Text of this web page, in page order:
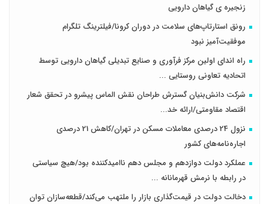
زنجیره ی گیاهان دارویی
رونق استارتاپ‌های سلامت در دوران کرونا/فیلترینگ تلگرام
موفقیت‌آمیز نبود
راه اندای اولین مرکز فرآوری و صنایع تبدیلی گیاهان دارویی توسط
اتحادیه تعاونی روستایی ...
شرکت دانش‌بنیان گسترش طراحان‌‌ ‌نقش‌ الماس پیشرو در تحقق شعار
اقتصاد مقاومتی/ارائه خد...
نزول 24 درصدی معاملات مسکن در تهران/کاهش 21 درصدی
اجاره‌نامه‌های کشور
عملکرد دولت دوازدهم و مجلس دهم ناامیدکننده بود/هیچ سیاستی
در رابطه با نرمش قهرمانانه ...
دخالت دولت در قیمت‌گذاری بازار را ملتهب می‌کند/قطعه‌سازان توان